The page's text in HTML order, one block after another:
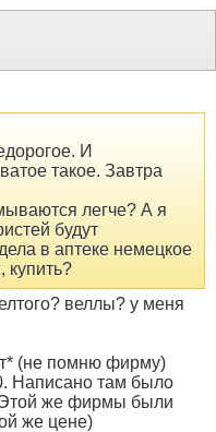
И
такое. Завтра
легче? А я
будут
в аптеке немецкое
купить?
веллы? у меня
(не помню фирму)
Написано там было
Этой же фирмы были
же цене)